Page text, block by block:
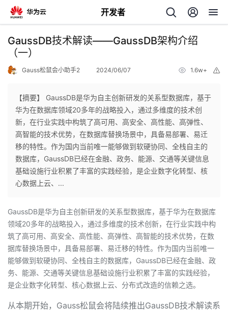
开发者
返
回
个
人
主
我
的
发
者
我
GaussDB技术解读——GaussDB架构介绍
（一）
Gauss松鼠会小助手2 2024/06/07 1.6w+
【摘要】 GaussDB是华为自主创新研发的关系型数据库，基于
华为在数据库领域20多年的战略投入，通过多维度的技术创
新，在行业实践中构筑了高可用、高安全、高性能、高弹性、
高智能的技术优势，在数据库替换场景中，具备易部署、易迁
移的特性。作为国内当前唯一能够做到软硬协同、全栈自主的
数据库，GaussDB已经在金融、政务、能源、交通等关键信息
基础设施行业积累了丰富的实践经验，是企业数字化转型、核
心数据上云、...
GaussDB是华为自主创新研发的关系型数据库，基于华为在数据库
领域20多年的战略投入，通过多维度的技术创新，在行业实践中构
筑了高可用、高安全、高性能、高弹性、高智能的技术优势，在数
据库替换场景中，具备易部署、易迁移的特性。作为国内当前唯一
能够做到软硬协同、全栈自主的数据库，GaussDB已经在金融、政
务、能源、交通等关键信息基础设施行业积累了丰富的实践经验，
是企业数字化转型、核心数据上云、分布式改造的信赖之选。
从本期开始，Gauss松鼠会将陆续推出GaussDB技术解读系